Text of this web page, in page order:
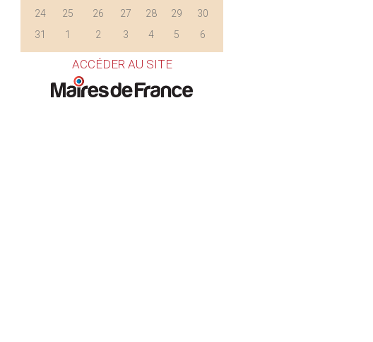
24
25 26 27 28 29
30
31
1 2 3 4 5 6
ACCÉDER AU SITE